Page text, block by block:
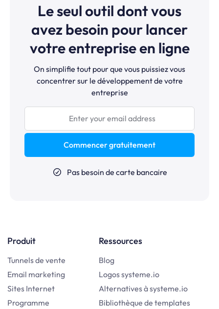
Le seul outil dont vous
avez besoin pour lancer
votre entreprise en ligne
On simplifie tout pour que vous puissiez vous
concentrer sur le développement de votre
entreprise
Commencer gratuitement
Pas besoin de carte bancaire
Produit
Tunnels de vente
Email marketing
Sites Internet
Programme
Ressources
Blog
Logos systeme.io
Alternatives à systeme.io
Bibliothèque de templates